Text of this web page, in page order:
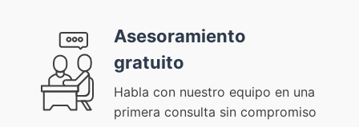
Asesoramiento
gratuito
Habla con nuestro equipo en una
primera consulta sin compromiso